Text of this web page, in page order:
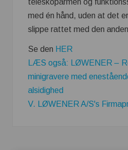
teleskoparmen og
med én hånd, uden at det
slippe rattet med den
Se den HER
LÆS også: LØWENER –
minigravere med
alsidighed
V. LØWENER A/S's